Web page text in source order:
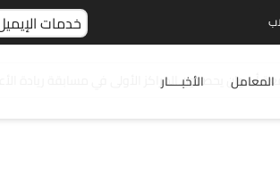
خدمات
الأخبـــــار المعامل
أسوان يحصدون المراكز الأولى في مسابقة ريادة